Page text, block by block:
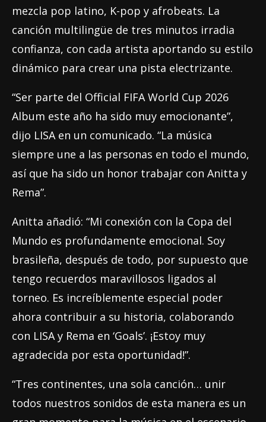
mezcla pop latino, K-pop y afrobeats. La
canción multilingüe de tres minutos irradia
confianza, con cada artista aportando su estilo
dinámico para crear una pista electrizante.
“Ser parte del Official FIFA World Cup 2026
Album este año ha sido muy emocionante”,
dijo LISA en un comunicado. “La música
siempre une a las personas en todo el mundo,
así que ha sido un honor trabajar con Anitta y
Rema”.
Anitta añadió: “Mi conexión con la Copa del
Mundo es profundamente emocional. Soy
brasileña, después de todo, por supuesto que
tengo recuerdos maravillosos ligados al
torneo. Es increíblemente especial poder
ahora contribuir a su historia, colaborando
con LISA y Rema en ‘Goals’. ¡Estoy muy
agradecida por esta oportunidad!”.
“Tres continentes, una sola canción… unir
todos nuestros sonidos de esta manera es un